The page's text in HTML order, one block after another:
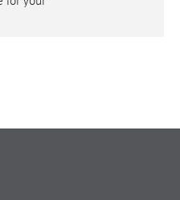
wird in diesem Cookie